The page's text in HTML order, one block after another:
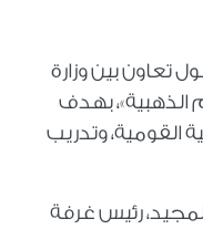
تعاون بين وزارة
الذهبية»، بهدف
القومية، وتدريب
رئيس غرفة